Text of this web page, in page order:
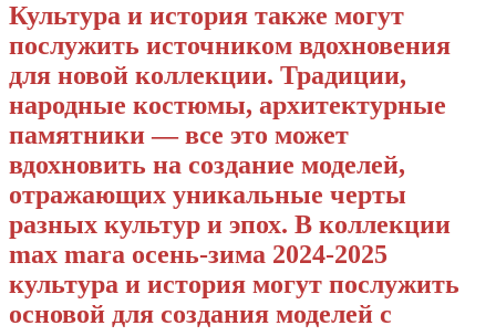
Культура и история также могут
послужить источником вдохновения
для новой коллекции. Традиции,
народные костюмы, архитектурные
памятники — все это может
вдохновить на создание моделей,
отражающих уникальные черты
разных культур и эпох. В коллекции
max mara осень-зима 2024-2025
культура и история могут послужить
основой для создания моделей с